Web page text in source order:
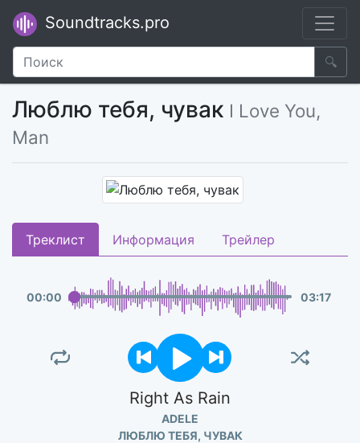
Soundtracks.pro
🔍
Люблю тебя, чувак I Love You,
Man
Треклист Информация Трейлер
00:00 03:17
Right As Rain
ADELE
ЛЮБЛЮ ТЕБЯ, ЧУВАК